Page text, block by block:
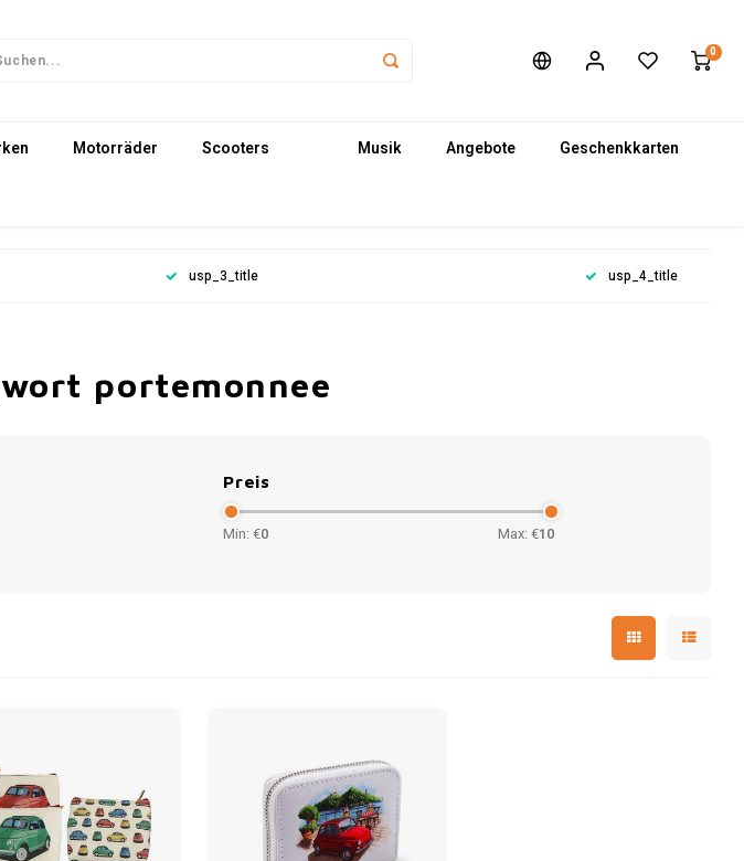
0
Motorräder Scooters Musik Angebote Geschenkkarten
usp_3_title usp_4_title
portemonnee
Preis
Min: €0 Max: €10